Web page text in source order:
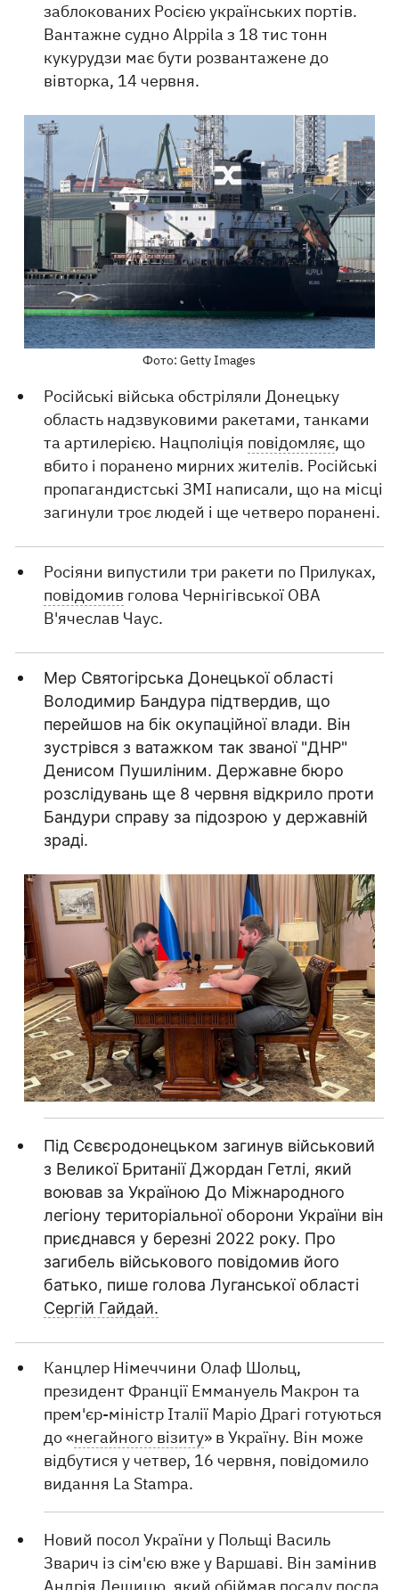
заблокованих Росією українських портів.
Вантажне судно Alppila з 18 тис тонн
кукурудзи має бути розвантажене до
вівторка, 14 червня.
Фото: Getty Images
Російські війська обстріляли Донецьку
область надзвуковими ракетами, танками
та артилерією. Нацполіція повідомляє, що
вбито і поранено мирних жителів. Російські
пропагандистські ЗМІ написали, що на місці
загинули троє людей і ще четверо поранені.
Росіяни випустили три ракети по Прилуках,
повідомив голова Чернігівської ОВА
В'ячеслав Чаус.
Мер Святогірська Донецької області
Володимир Бандура підтвердив, що
перейшов на бік окупаційної влади. Він
зустрівся з ватажком так званої "ДНР"
Денисом Пушиліним. Державне бюро
розслідувань ще 8 червня відкрило проти
Бандури справу за підозрою у державній
зраді.
Під Сєвєродонецьком загинув військовий
з Великої Британії Джордан Гетлі, який
воював за Україною До Міжнародного
легіону територіальної оборони України він
приєднався у березні 2022 року. Про
загибель військового повідомив його
батько, пише голова Луганської області
Сергій Гайдай.
Канцлер Німеччини Олаф Шольц,
президент Франції Еммануель Макрон та
прем'єр-міністр Італії Маріо Драгі готуються
до «негайного візиту» в Україну. Він може
відбутися у четвер, 16 червня, повідомило
видання La Stampa.
Новий посол України у Польщі Василь
Зварич із сім'єю вже у Варшаві. Він замінив